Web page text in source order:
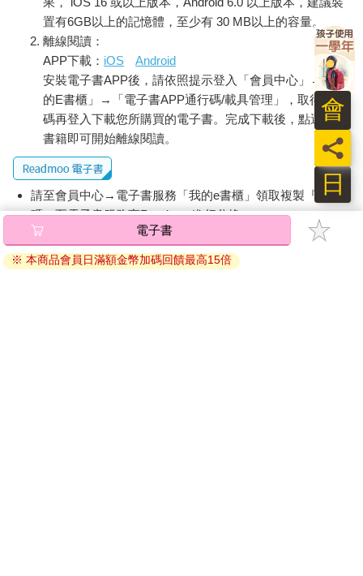
置有6GB以上的記憶體，至少有 30 MB以上的容量。
離線閱讀：
APP下載： iOS
Android
安裝電子書APP後，請依照提示登入「會員中心」→「我
的E書櫃」→「電子書APP通行碼/載具管理」，取得通行
碼再登入下載您所購買的電子書。完成下載後，點選任一
書籍即可開始離線閱讀。
請至會員中心→電子書服務「我的e書櫃」領取複製『兌換
碼』至電子書服務商Readmoo進行兌換。
退換貨須知：
因版權保護，您在金石堂所購買的電子書僅能以金石堂專屬
電子書
※ 本商品會員日滿額金幣加碼回饋最高15倍
日
員
會